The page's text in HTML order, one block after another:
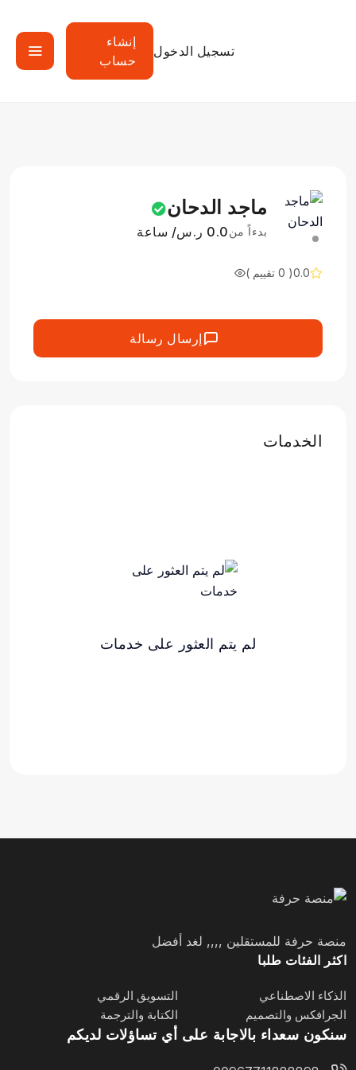
تسجيل الدخول
إنشاء
حساب
ماجد الدحان
بدءاً من0.0 ر.س/ ساعة
0.0( 0 تقييم )
إرسال رسالة
الخدمات
لم يتم العثور على خدمات
منصة حرفة للمستقلين ,,,, لغد أفضل
اكثر الفئات طلبا
الذكاء الاصطناعي
التسويق الرقمي
الجرافكس والتصميم
الكتابة والترجمة
سنكون سعداء بالاجابة على أي تساؤلات لديكم